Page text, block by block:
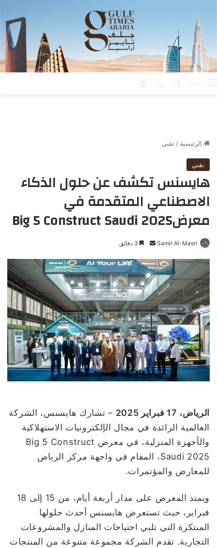
الرئيسية /تقني
تقني
هايسنس تكشف عن حلول الذكاء
الاصطناعي المتقدمة في
معرضBig 5 Construct Saudi 2025
Samir Al-Masri
س
ل
ر
ي
د
ا
إ
ل
ك
ت
ن
ي
ا
الرياض، 17 فبراير 2025
– تشارك هايسنس، الشركة
العالمية الرائدة في مجال الإلكترونيات الاستهلاكية
والأجهزة المنزلية، في معرض Big 5 Construct
Saudi 2025، المقام في واجهة مركز الرياض
للمعارض والمؤتمرات.
ويمتد المعرض على مدار أربعة أيام، من 15 إلى 18
فبراير، حيث تستعرض هايسنس أحدث حلولها
المبتكرة التي تلبي احتياجات المنازل والمشروعات
التجارية. تقدم الشركة مجموعة متنوعة من المنتجات